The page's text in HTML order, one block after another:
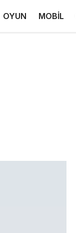
OYUN MOBİL